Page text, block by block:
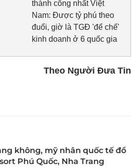
thành công nhất Việt
Nam: Được tỷ phú theo
đuổi, giờ là TGĐ 'đế chế'
kinh doanh ở 6 quốc gia
Theo Người Đưa Tin
không, mỹ nhân quốc tế đổ
Phú Quốc, Nha Trang